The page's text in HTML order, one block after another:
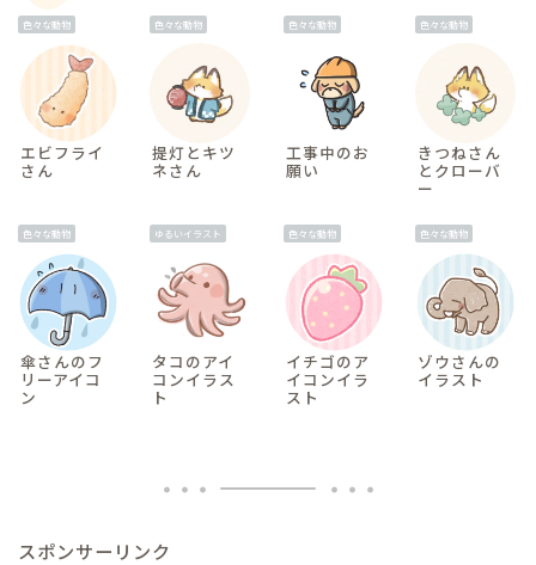
色々な動物
エビフライ
さん
色々な動物
提灯とキツ
ネさん
色々な動物
工事中のお
願い
色々な動物
きつねさん
とクローバ
ー
色々な動物
傘さんのフ
リーアイコ
ン
ゆるいイラスト
タコのアイ
コンイラス
ト
色々な動物
イチゴのア
イコンイラ
スト
色々な動物
ゾウさんの
イラスト
スポンサーリンク